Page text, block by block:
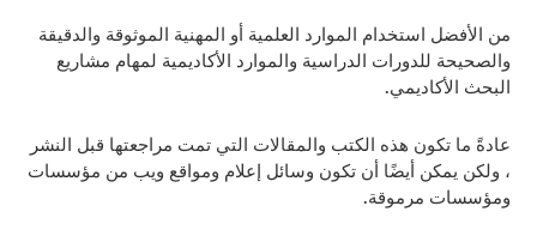
من الأفضل استخدام الموارد العلمية أو المهنية الموثوقة والدقيقة
والصحيحة للدورات الدراسية والموارد الأكاديمية لمهام مشاريع
البحث الأكاديمي.
عادةً ما تكون هذه الكتب والمقالات التي تمت مراجعتها قبل النشر
، ولكن يمكن أيضًا أن تكون وسائل إعلام ومواقع ويب من مؤسسات
ومؤسسات مرموقة.